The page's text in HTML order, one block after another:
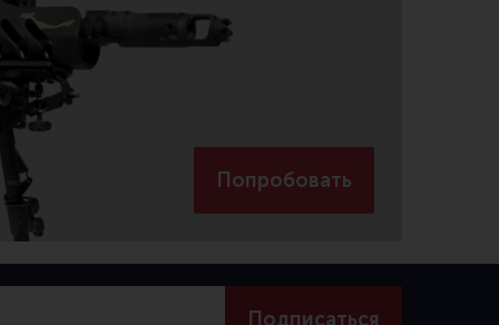
Попробовать
Подписаться